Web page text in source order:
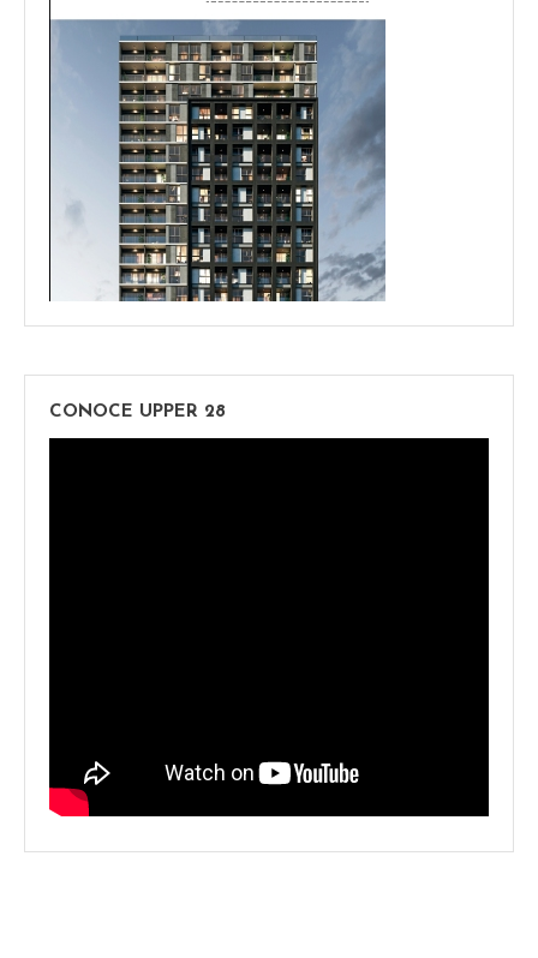
CONOCE UPPER 28